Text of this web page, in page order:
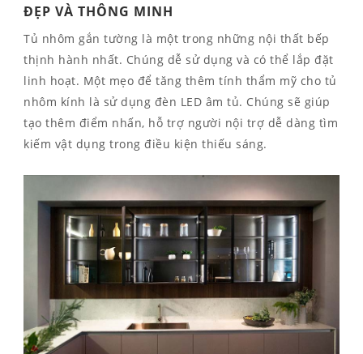
ĐẸP VÀ THÔNG MINH
Tủ nhôm gắn tường là một trong những nội thất bếp
thịnh hành nhất. Chúng dễ sử dụng và có thể lắp đặt
linh hoạt. Một mẹo để tăng thêm tính thẩm mỹ cho tủ
nhôm kính là sử dụng đèn LED âm tủ. Chúng sẽ giúp
tạo thêm điểm nhấn, hỗ trợ người nội trợ dễ dàng tìm
kiếm vật dụng trong điều kiện thiếu sáng.